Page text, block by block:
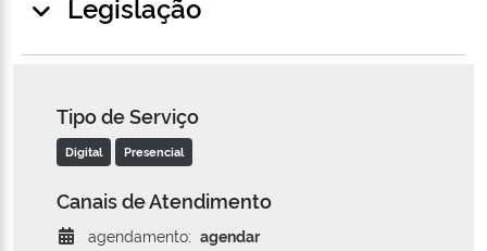
Legislação
Tipo de Serviço
Digital Presencial
Canais de Atendimento
agendamento: agendar